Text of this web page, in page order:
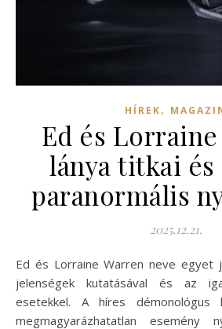
HÍREK,
Ed és
lánya titkai és
paranormális
2025.12.21.
Ed és Lorraine Warren neve egyet jelent a paranormális
jelenségek kutatásával és az
esetekkel. A híres démonológus
megmagyarázhatatlan esemény